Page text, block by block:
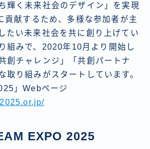
輝く未来社会のデザイン」を実現
貢献するため、多様な参加者が主
たい未来社会を共に創り上げてい
組みで、2020年10月より開始し
創チャレンジ」「共創パートナ
取り組みがスタートしています。
」Webページ
EXPO 2025